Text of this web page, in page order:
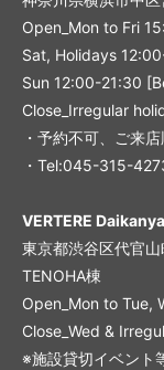
Open_Mon to Fri
Sat, Holidays
Sun 12:00-21:30
Close_Irregular
・予約不可、ご来
・Tel:045-315-
VERTERE
東京都渋谷区代官
TENOHA棟
Open_Mon to Tue,
Close_Wed &
※施設貸切イベント